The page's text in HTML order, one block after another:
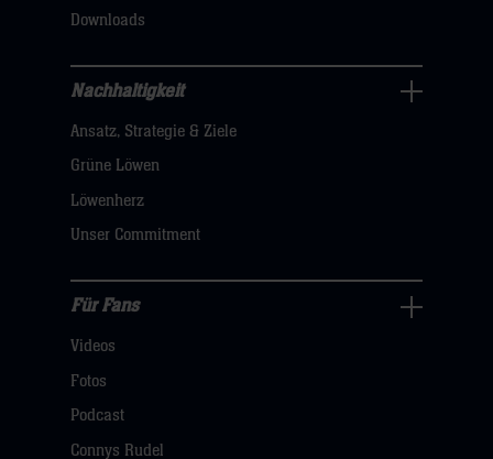
hier
Downloads
Nachhaltigkeit
Navigation
öffnen,
dann
klicken
hier
Nachhaltigkeit
Ansatz, Strategie & Ziele
Grüne Löwen
Löwenherz
Unser Commitment
Fans
Navigation
öffnen,
Für Fans
Videos
Fotos
Podcast
Connys Rudel